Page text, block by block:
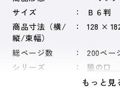
サイズ
Ｂ６判
商品寸法（横/
縦/束幅）
128 ×
総ページ数
200ペー
シリーズ
狼の口
もっと見